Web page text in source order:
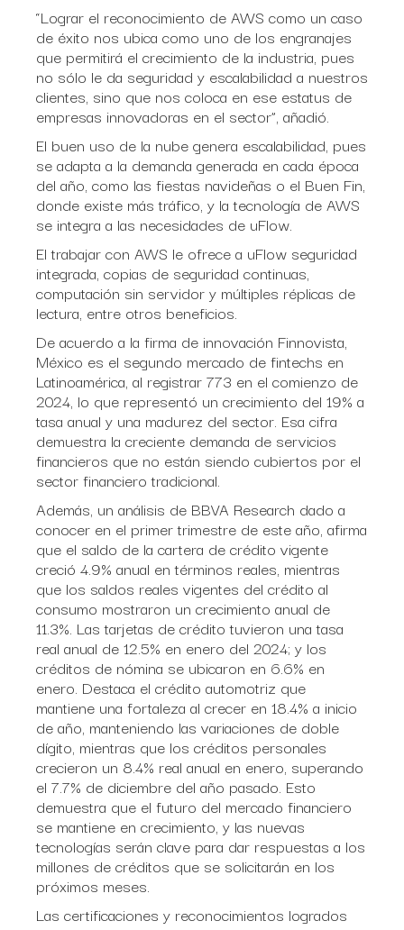
“Lograr el reconocimiento de AWS como un caso
de éxito nos ubica como uno de los engranajes
que permitirá el crecimiento de la industria, pues
no sólo le da seguridad y escalabilidad a nuestros
clientes, sino que nos coloca en ese estatus de
empresas innovadoras en el sector”, añadió.
El buen uso de la nube genera escalabilidad, pues
se adapta a la demanda generada en cada época
del año, como las fiestas navideñas o el Buen Fin,
donde existe más tráfico, y la tecnología de AWS
se integra a las necesidades de uFlow.
El trabajar con AWS le ofrece a uFlow seguridad
integrada, copias de seguridad continuas,
computación sin servidor y múltiples réplicas de
lectura, entre otros beneficios.
De acuerdo a la firma de innovación Finnovista,
México es el segundo mercado de fintechs en
Latinoamérica, al registrar 773 en el comienzo de
2024, lo que representó un crecimiento del 19% a
tasa anual y una madurez del sector. Esa cifra
demuestra la creciente demanda de servicios
financieros que no están siendo cubiertos por el
sector financiero tradicional.
Además, un análisis de BBVA Research dado a
conocer en el primer trimestre de este año, afirma
que el saldo de la cartera de crédito vigente
creció 4.9% anual en términos reales, mientras
que los saldos reales vigentes del crédito al
consumo mostraron un crecimiento anual de
11.3%. Las tarjetas de crédito tuvieron una tasa
real anual de 12.5% en enero del 2024; y los
créditos de nómina se ubicaron en 6.6% en
enero. Destaca el crédito automotriz que
mantiene una fortaleza al crecer en 18.4% a inicio
de año, manteniendo las variaciones de doble
dígito, mientras que los créditos personales
crecieron un 8.4% real anual en enero, superando
el 7.7% de diciembre del año pasado. Esto
demuestra que el futuro del mercado financiero
se mantiene en crecimiento, y las nuevas
tecnologías serán clave para dar respuestas a los
millones de créditos que se solicitarán en los
próximos meses.
Las certificaciones y reconocimientos logrados